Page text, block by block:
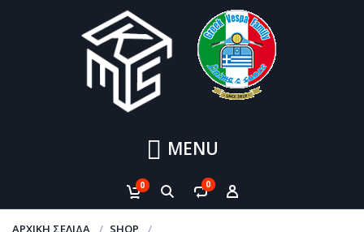
MENU
0 0
ΑΡΧΙΚΉ ΣΕΛΊΔΑ
SHOP